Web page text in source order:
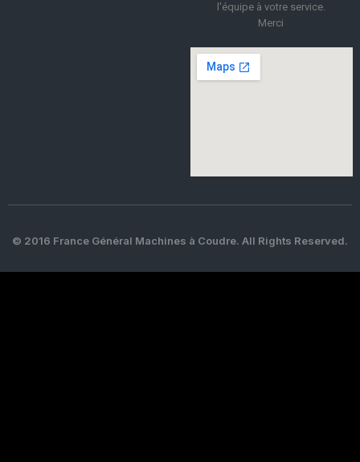
l'équipe à votre service.
Merci
© 2016 France Général Machines à Coudre. All Rights Reserved.